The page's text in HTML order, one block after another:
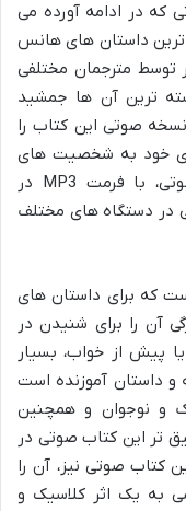
که در ادامه آورده می
ترین داستان های هانس
توسط مترجمان مختلفی
ترین آن ها جمشید
صوتی این کتاب را
خود به شخصیت های
داستان جان بخشیده اند. این کتاب صوتی، با فرمت MP3 در
در دستگاه های مختلف
که برای داستان های
آن را برای شنیدن در
پیش از خواب، بسیار
و داستان آموزنده است
و نوجوان و همچنین
تر این کتاب صوتی در
کتاب صوتی نیز، آن را
به یک اثر کلاسیک و